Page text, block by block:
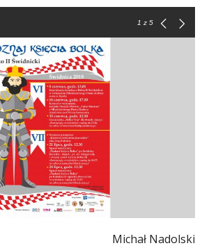
1 z 5
Michał Nadolski